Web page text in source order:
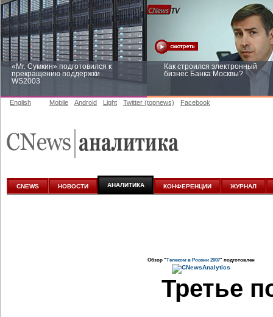
«Mr. Сумкин» подготовился к
прекращению поддержки
WS2003
Как строился электронный
бизнес Банка Москвы?
аналитике
English Mobile Android Light Twitter (topnews) Facebook
CNEWS НОВОСТИ АНАЛИТИКА КОНФЕРЕНЦИИ ЖУРНАЛ
Обзор "Телеком в России 2007" подготовлен
Третье